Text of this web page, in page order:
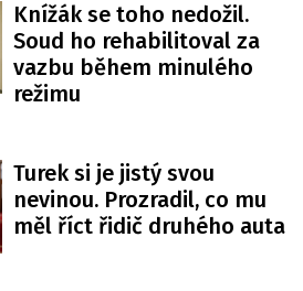
Knížák se toho nedožil.
Soud ho rehabilitoval za
vazbu během minulého
režimu
Turek si je jistý svou
nevinou. Prozradil, co mu
měl říct řidič druhého auta